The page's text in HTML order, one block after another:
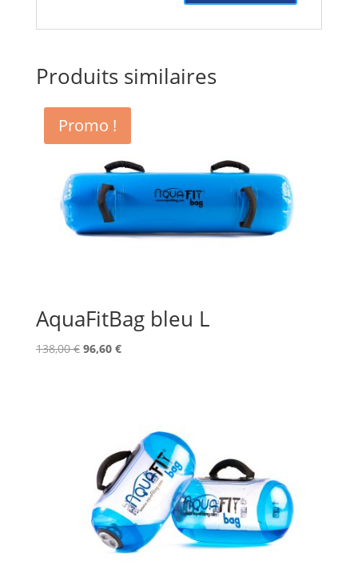
Produits similaires
Promo !
AquaFitBag bleu L
138,00€ Le
96,60 €Le